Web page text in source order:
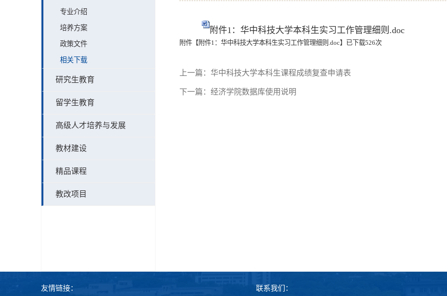
专业介绍
培养方案
政策文件
相关下载
研究生教育
留学生教育
高级人才培养与发展
教材建设
精品课程
教改项目
附件1：华中科技大学本科生实习工作管理细则.doc
附件【 附件1：华中科技大学本科生实习工作管理细则.doc】已下载526次
上一篇： 华中科技大学本科生课程成绩复查申请表
下一篇： 经济学院数据库使用说明
友情链接： 联系我们：